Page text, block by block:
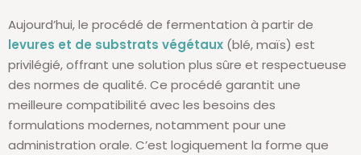
Aujourd’hui, le procédé de fermentation à partir de
levures et de substrats végétaux (blé, maïs) est
privilégié, offrant une solution plus sûre et respectueuse
des normes de qualité. Ce procédé garantit une
meilleure compatibilité avec les besoins des
formulations modernes, notamment pour une
administration orale. C’est logiquement la forme que